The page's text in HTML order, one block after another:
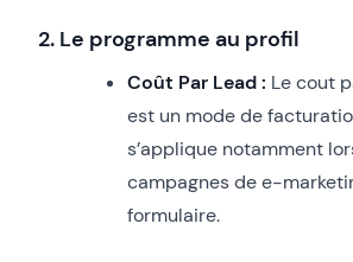
2. Le programme au profil
Coût Par Lead : Le cout
est un mode de
s’applique notamment
campagnes de e-
formulaire.